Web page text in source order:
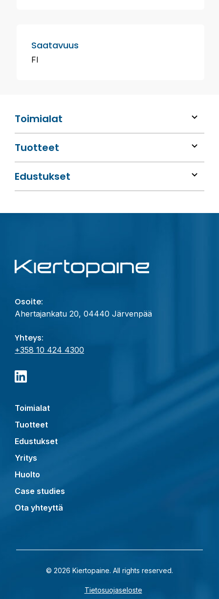
Toimialat
Tuotteet
Edustukset
Saatavuus
FI
Osoite:
Ahertajankatu 20, 04440 Järvenpää
Yhteys:
+358 10 424 4300
Toimialat
Tuotteet
Edustukset
Yritys
Huolto
Case studies
Ota yhteyttä
© 2026 Kiertopaine. All rights reserved.
Tietosuojaseloste